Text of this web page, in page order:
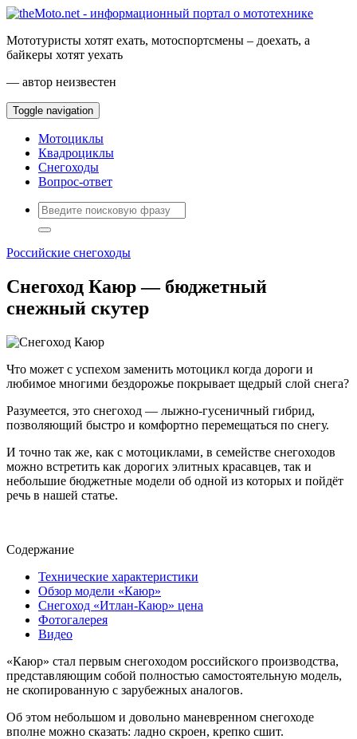
Мототуристы хотят ехать, мотоспортсмены – доехать, а
байкеры хотят уехать
— автор неизвестен
Toggle navigation
Мотоциклы
Квадроциклы
Снегоходы
Вопрос-ответ
Российские снегоходы
Снегоход Каюр — бюджетный
снежный скутер
Что может с успехом заменить мотоцикл когда дороги и
любимое многими бездорожье покрывает щедрый слой снега?
Разумеется, это снегоход — лыжно-гусеничный гибрид,
позволяющий быстро и комфортно перемещаться по снегу.
И точно так же, как с мотоциклами, в семействе снегоходов
можно встретить как дорогих элитных красавцев, так и
небольшие бюджетные модели об одной из которых и пойдёт
речь в нашей статье.
Содержание
Технические характеристики
Обзор модели «Каюр»
Снегоход «Итлан-Каюр» цена
Фотогалерея
Видео
«Каюр» стал первым снегоходом российского производства,
представляющим собой полностью самостоятельную модель,
не скопированную с зарубежных аналогов.
Об этом небольшом и довольно маневренном снегоходе
вполне можно сказать: ладно скроен, крепко сшит.